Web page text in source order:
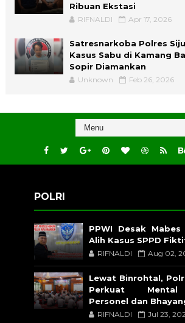
Ribuan Ekstasi
RIFNALDI Apr 17, 2026
Satresnarkoba Polres
Kasus Sabu di Kamang
Sopir Diamankan
Unknown Feb 26, 2026
POLRI
PPWI Desak
Alih Kasus SPPD
RIFNALDI Aug 02,
Lewat Binrohtal,
Perkuat
Personel dan
RIFNALDI Jul 23,